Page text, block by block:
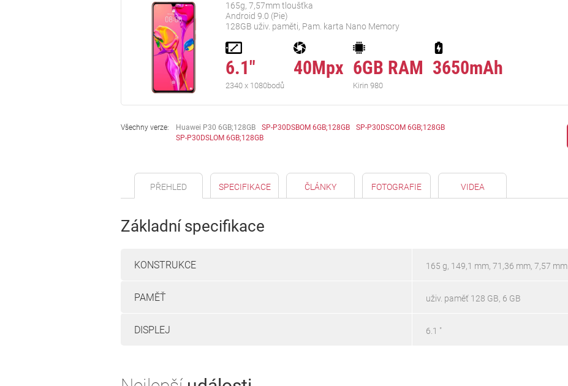
165g, 7,57mm tloušťka
Android 9.0 (Pie)
128GB uživ. paměti, Pam. karta Nano Memory
6.1"
2340 x 1080bodů
40Mpx 6GB RAM
Kirin 980
3650mAh
Všechny verze: Huawei P30 6GB;128GB SP-P30DSBOM 6GB;128GB
SP-P30DSCOM 6GB;128GB
SP-P30DSLOM 6GB;128GB
PŘEHLED SPECIFIKACE ČLÁNKY FOTOGRAFIE VIDEA
Základní specifikace
KONSTRUKCE 165 g, 149,1 mm, 71,36 mm, 7,57 mm
PAMĚŤ uživ. paměť 128 GB, 6 GB
DISPLEJ 6.1 "